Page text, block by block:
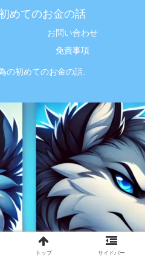
めてのお金の話
お問い合わせ
免責事項
の初めてのお金の話.
トップ サイドバー